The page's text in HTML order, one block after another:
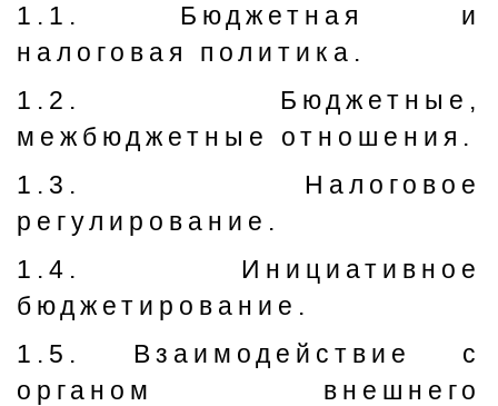
1.1. Бюджетная и
налоговая политика.
1.2. Бюджетные,
межбюджетные отношения.
1.3. Налоговое
регулирование.
1.4. Инициативное
бюджетирование.
1.5. Взаимодействие с
органом внешнего